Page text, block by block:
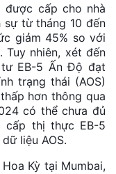
cấp cho nhà
từ tháng 10 đến
giảm 45% so với
Tuy nhiên, xét đến
EB-5 Ấn Độ đạt
trạng thái (AOS)
hơn thông qua
có thể chưa đủ
cấp thị thực EB-5
liệu AOS.
Kỳ tại Mumbai,